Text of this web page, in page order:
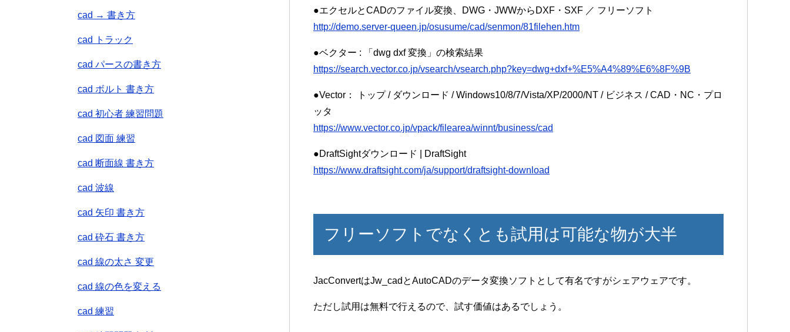
●エクセルとCADのファイル変換、DWG・JWWからDXF・SXF ／ フリーソフト
http://demo.server-queen.jp/osusume/cad/senmon/81filehen.htm
●ベクター : 「dwg dxf 変換」の検索結果
https://search.vector.co.jp/vsearch/vsearch.php?key=dwg+dxf+%E5%A4%89%E6%8F%9B
●Vector： トップ / ダウンロード / Windows10/8/7/Vista/XP/2000/NT / ビジネス / CAD・NC・プロ
ッタ
https://www.vector.co.jp/vpack/filearea/winnt/business/cad
●DraftSightダウンロード | DraftSight
https://www.draftsight.com/ja/support/draftsight-download
フリーソフトでなくとも試用は可能な物が大半
JacConvertはJw_cadとAutoCADのデータ変換ソフトとして有名ですがシェアウェアです。
ただし試用は無料で行えるので、試す価値はあるでしょう。
cad → 書き方
cad トラック
cad パースの書き方
cad ボルト 書き方
cad 初心者 練習問題
cad 図面 練習
cad 断面線 書き方
cad 波線
cad 矢印 書き方
cad 砕石 書き方
cad 線の太さ 変更
cad 線の色を変える
cad 練習